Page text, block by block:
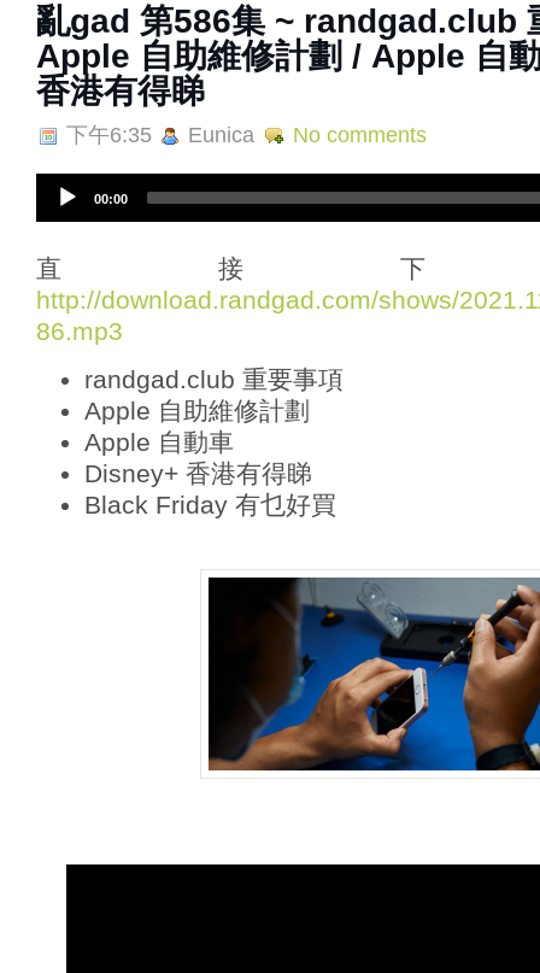
亂‌‌‌gad‌‌‌ ‌‌‌‌‌第‌‌‌586集 ~ randgad.club
Apple 自助維修計劃 / Apple 自
香港有得睇
下午6:35 Eunica No comments
i
o
P
l
00:00
直接
http://download.randgad.com/shows/
86.mp3
randgad.club 重要事項
Apple 自助維修計劃
Apple 自動車
Disney+ 香港有得睇
Black Friday 有乜好買